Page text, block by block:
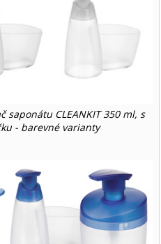
saponátu CLEANKIT 350 ml, s
- barevné varianty